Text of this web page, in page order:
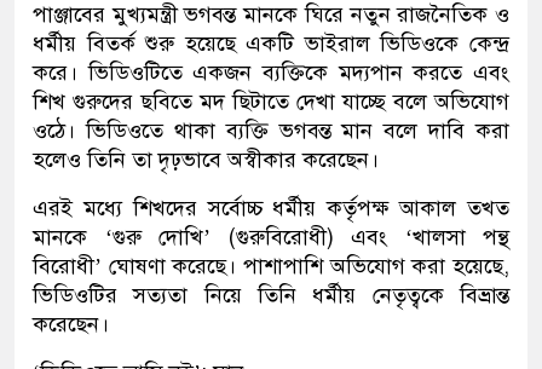
পাঞ্জাবের মুখ্যমন্ত্রী ভগবন্ত মানকে ঘিরে নতুন রাজনৈতিক ও
ধর্মীয় বিতর্ক শুরু হয়েছে একটি ভাইরাল ভিডিওকে কেন্দ্র
করে। ভিডিওটিতে একজন ব্যক্তিকে মদ্যপান করতে এবং
শিখ গুরুদের ছবিতে মদ ছিটাতে দেখা যাচ্ছে বলে অভিযোগ
ওঠে। ভিডিওতে থাকা ব্যক্তি ভগবন্ত মান বলে দাবি করা
হলেও তিনি তা দৃঢ়ভাবে অস্বীকার করেছেন।
এরই মধ্যে শিখদের সর্বোচ্চ ধর্মীয় কর্তৃপক্ষ আকাল তখত
মানকে ‘গুরু দোখি’ (গুরুবিরোধী) এবং ‘খালসা পন্থ
বিরোধী’ ঘোষণা করেছে। পাশাপাশি অভিযোগ করা হয়েছে,
ভিডিওটির সত্যতা নিয়ে তিনি ধর্মীয় নেতৃত্বকে বিভ্রান্ত
করেছেন।